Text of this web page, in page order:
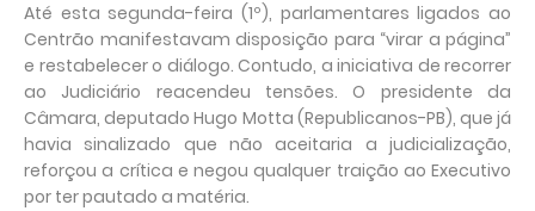
Até esta segunda-feira (1º), parlamentares ligados ao
Centrão manifestavam disposição para “virar a página”
e restabelecer o diálogo. Contudo, a iniciativa de recorrer
ao Judiciário reacendeu tensões. O presidente da
Câmara, deputado Hugo Motta (Republicanos-PB), que já
havia sinalizado que não aceitaria a judicialização,
reforçou a crítica e negou qualquer traição ao Executivo
por ter pautado a matéria.